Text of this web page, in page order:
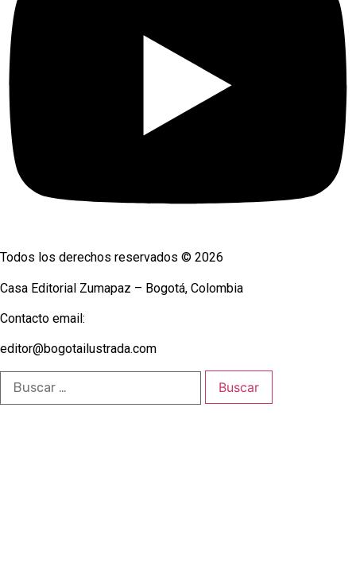
Todos los derechos reservados © 2026
Casa Editorial Zumapaz – Bogotá, Colombia
Contacto email:
editor@bogotailustrada.com
Buscar: